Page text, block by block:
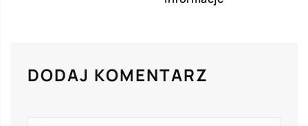
DODAJ KOMENTARZ